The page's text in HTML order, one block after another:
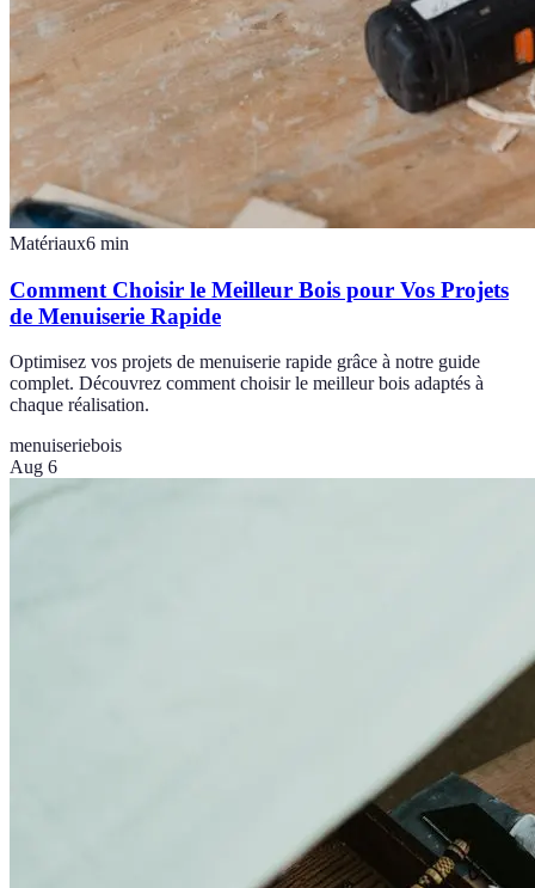
Matériaux6 min
Comment Choisir le Meilleur Bois pour Vos Projets
de Menuiserie Rapide
Optimisez vos projets de menuiserie rapide grâce à notre guide
complet. Découvrez comment choisir le meilleur bois adaptés à
chaque réalisation.
menuiseriebois
Aug 6